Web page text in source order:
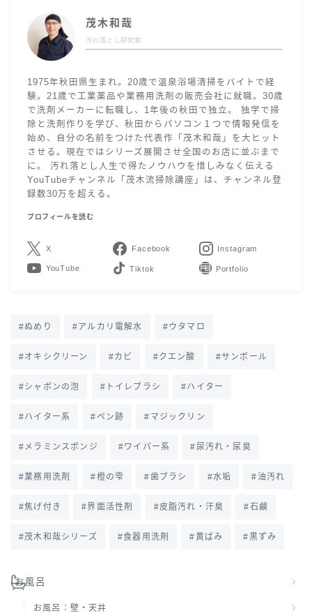
茂木和哉
汚れ落とし研究家
1975年秋田県生まれ。20歳で温泉浴場清掃をバイトで経
験。21歳で工業薬品や業務用洗剤の販売会社に就職。30歳
で洗剤メーカーに転職し、1年後の秋田で独立。 独学で掃
除と洗剤作りを学び、秋田からパソコン１つで情報発信を
始め、自分の名前をつけた代表作「茂木和哉」を大ヒット
させる。現在ではシリーズ展開させ全国のお店に並ぶまで
に。 汚れ落とし人生で得たノウハウを惜しみなく伝える
YouTubeチャンネル「茂木流掃除講座」は、チャンネル登
録数30万を超える。
プロフィールを読む
X Facebook Instagram
YouTube LINE Contact
ぬめり アルカリ電解水 ウタマロ
オキシクリーン カビ クエン酸 サンポール
シャボンの泡 トイレブラシ ハイター
ハイター系 ペン跡 マジックリン
メラミンスポンジ ワイパー系 尿汚れ・尿臭
業務用洗剤 橙の雫 歯ブラシ 水垢 油汚れ
焦げ付き 界面活性剤 皮脂汚れ・汗臭 石鹸
茂木和哉シリーズ 食器用洗剤 黄ばみ 黒ずみ
お風呂
お風呂：壁・天井